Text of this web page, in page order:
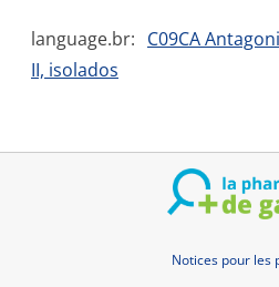
language.br: C09CA
II, isolados
Notices pour les